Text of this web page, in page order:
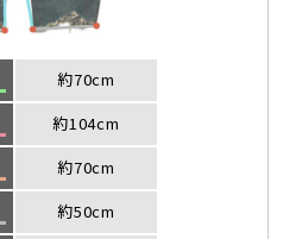
約70cm
約104cm
約70cm
約50cm